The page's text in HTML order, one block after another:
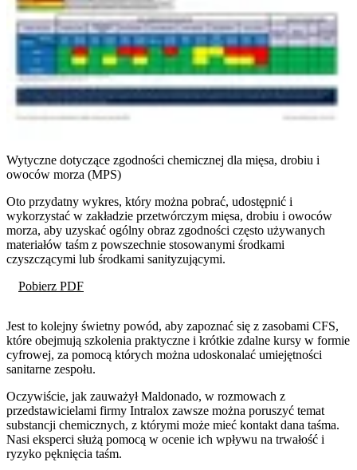
Wytyczne dotyczące zgodności chemicznej dla mięsa, drobiu i
owoców morza (MPS)
Oto przydatny wykres, który można pobrać, udostępnić i
wykorzystać w zakładzie przetwórczym mięsa, drobiu i owoców
morza, aby uzyskać ogólny obraz zgodności często używanych
materiałów taśm z powszechnie stosowanymi środkami
czyszczącymi lub środkami sanityzującymi.
Pobierz PDF
Jest to kolejny świetny powód, aby zapoznać się z zasobami CFS,
które obejmują szkolenia praktyczne i krótkie zdalne kursy w formie
cyfrowej, za pomocą których można udoskonalać umiejętności
sanitarne zespołu.
Oczywiście, jak zauważył Maldonado, w rozmowach z
przedstawicielami firmy Intralox zawsze można poruszyć temat
substancji chemicznych, z którymi może mieć kontakt dana taśma.
Nasi eksperci służą pomocą w ocenie ich wpływu na trwałość i
ryzyko pęknięcia taśm.